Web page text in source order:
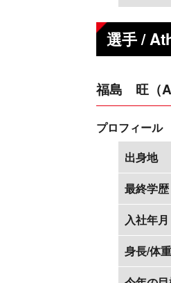
選手 /
福島 旺（
プロフィール
出身地
最終学歴
入社年月
身長/体